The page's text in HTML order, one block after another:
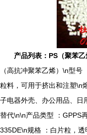
产品列表：PS（聚苯
（高抗冲聚苯乙烯）\n型
粒料，可用于挤出和注塑
子电器外壳、办公用品、日
替代\n\n产品类型 ：GPPS
335DE\n规格 ：白片粒，